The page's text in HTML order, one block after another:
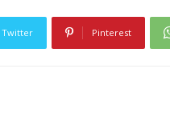
Twitter Pinterest